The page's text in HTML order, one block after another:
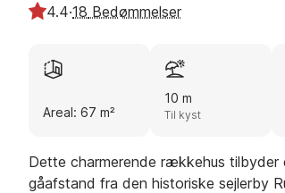
4.4·18 Bedømmelser
Areal: 67 m²
10 m
Til kyst
Dette charmerende rækkehus
gåafstand fra den historiske sejlerby